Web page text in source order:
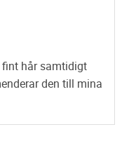
hår samtidigt
den till mina